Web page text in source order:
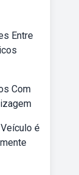
Entre
Com
é